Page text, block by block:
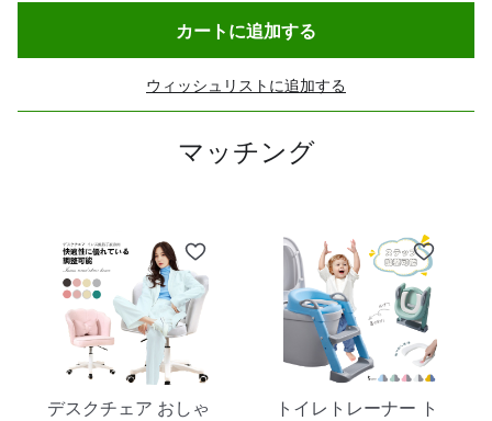
カートに追加する
ウィッシュリストに追加する
マッチング
デスクチェア おしゃ
トイレトレーナー ト